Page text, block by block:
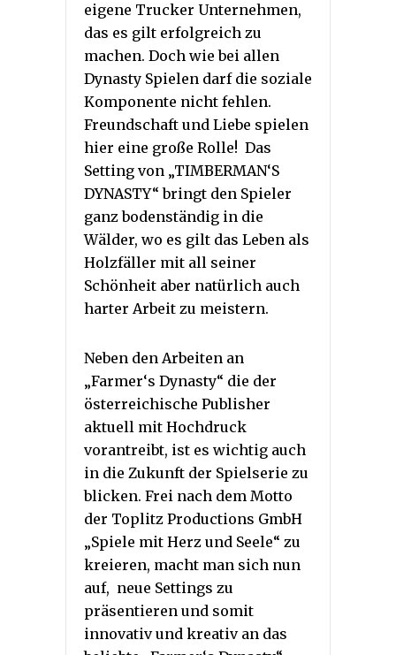
eigene Trucker Unternehmen,
das es gilt erfolgreich zu
machen. Doch wie bei allen
Dynasty Spielen darf die soziale
Komponente nicht fehlen.
Freundschaft und Liebe spielen
hier eine große Rolle! Das
Setting von „TIMBERMAN‘S
DYNASTY“ bringt den Spieler
ganz bodenständig in die
Wälder, wo es gilt das Leben als
Holzfäller mit all seiner
Schönheit aber natürlich auch
harter Arbeit zu meistern.
Neben den Arbeiten an
„Farmer‘s Dynasty“ die der
österreichische Publisher
aktuell mit Hochdruck
vorantreibt, ist es wichtig auch
in die Zukunft der Spielserie zu
blicken. Frei nach dem Motto
der Toplitz Productions GmbH
„Spiele mit Herz und Seele“ zu
kreieren, macht man sich nun
auf, neue Settings zu
präsentieren und somit
innovativ und kreativ an das